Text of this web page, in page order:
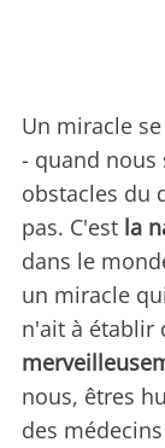
Un miracle
- quand nous
obstacles du
pas. C'est la
dans le
un miracle
n'ait à établir
nous, êtres
des